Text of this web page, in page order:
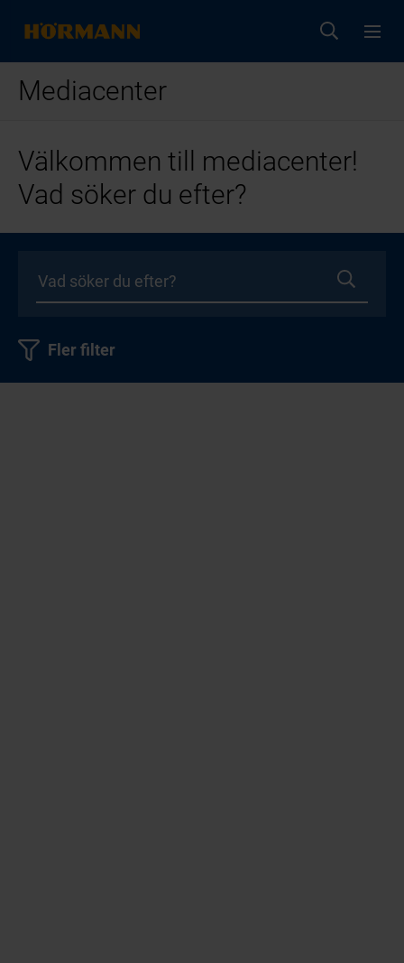
Mediacenter
Välkommen till mediacenter!
Vad söker du efter?
Fler filter